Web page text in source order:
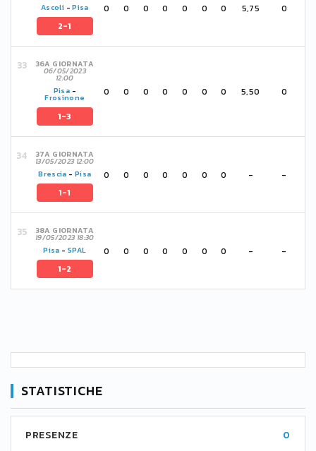
Ascoli -Pisa
2-1
0 0 0 0 0 0 0 5,75 0
36A GIORNATA
06/05/2023
12:00
Pisa -
Frosinone
1-3
0 0 0 0 0 0 0 5,50 0
37A GIORNATA
13/05/2023 12:00
Brescia - Pisa
1-1
0 0 0 0 0 0 0 - -
38A GIORNATA
19/05/2023 18:30
Pisa - SPAL
1-2
0 0 0 0 0 0 0 - -
STATISTICHE
PRESENZE 0